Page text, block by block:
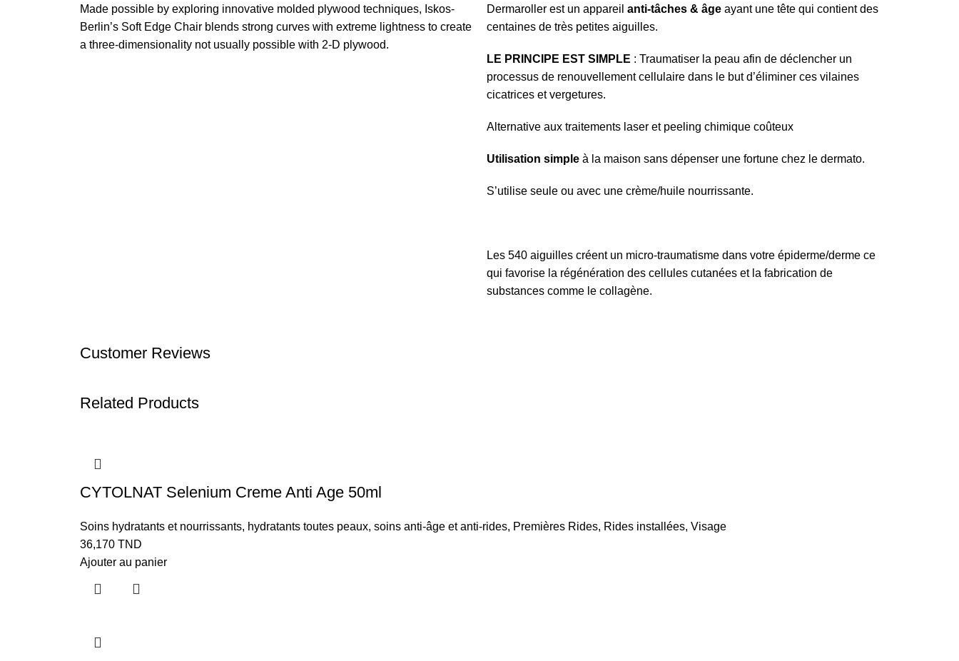
Made possible by exploring innovative molded plywood techniques, Iskos-
Berlin’s Soft Edge Chair blends strong curves with extreme lightness to create
a three-dimensionality not usually possible with 2-D plywood.
Dermaroller est un appareil anti-tâches & âge ayant une tête qui contient des
centaines de très petites aiguilles.
LE PRINCIPE EST SIMPLE : Traumatiser la peau afin de déclencher un
processus de renouvellement cellulaire dans le but d’éliminer ces vilaines
cicatrices et vergetures.
Alternative aux traitements laser et peeling chimique coûteux
Utilisation simple à la maison sans dépenser une fortune chez le dermato.
S’utilise seule ou avec une crème/huile nourrissante.
Les 540 aiguilles créent un micro-traumatisme dans votre épiderme/derme ce
qui favorise la régénération des cellules cutanées et la fabrication de
substances comme le collagène.
Customer Reviews
Related Products
CYTOLNAT Selenium Creme Anti Age 50ml
Soins hydratants et nourrissants, hydratants toutes peaux, soins anti-âge et anti-rides, Premières Rides, Rides installées, Visage
36,170 TND
Ajouter au panier